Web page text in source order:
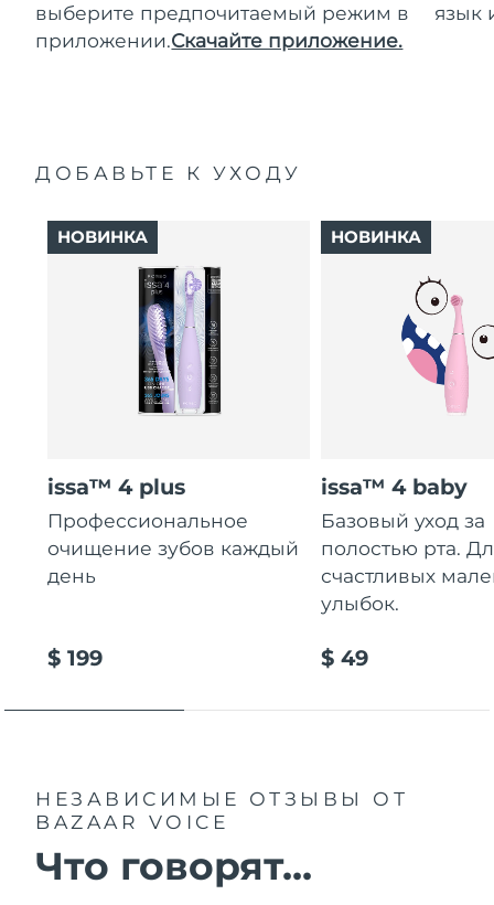
выберите предпочитаемый режим в
приложении.Скачайте приложение.
язык
ДОБАВЬТЕ К УХОДУ
issa™ 4 plus
Профессиональное
очищение зубов каждый
день
$ 199
НОВИНКА
issa™ 4 baby
Базовый уход за
полостью рта.
счастливых
улыбок.
$ 49
НОВИНКА
НЕЗАВИСИМЫЕ ОТЗЫВЫ
ОТ
BAZAAR VOICE
Что говорят...